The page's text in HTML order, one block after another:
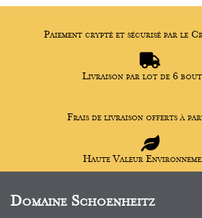
Paiement crypté et sécurisé par le
Livraison par lot de 6
Frais de livraison offerts à
Haute Valeur
Domaine Schoenheitz